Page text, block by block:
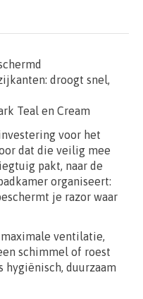
droogt snel,
Teal en Cream
voor het
dat die veilig mee
pakt, naar de
organiseert:
je razor waar
ventilatie,
schimmel of roest
hygiënisch, duurzaam